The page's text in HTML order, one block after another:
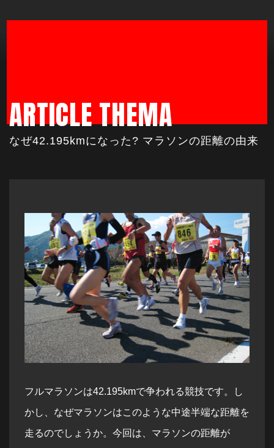
ARTICLE THEMA
なぜ42.195kmになった? マラソンの距離の由来
フルマラソンは42.195kmで争われる競技です。し
かし、なぜマラソンはこのような中途半端な距離を
走るのでしょうか。今回は、マラソンの距離が